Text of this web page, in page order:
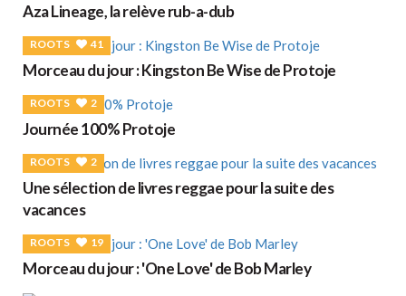
Aza Lineage, la relève rub-a-dub
ROOTS 41
Morceau du jour : Kingston Be Wise de Protoje
ROOTS 2
Journée 100% Protoje
ROOTS 2
Une sélection de livres reggae pour la suite des
vacances
ROOTS 19
Morceau du jour : 'One Love' de Bob Marley